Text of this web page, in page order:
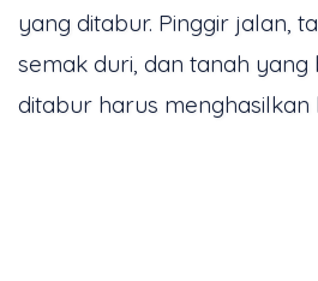
yang ditabur. Pinggir jalan,
semak duri, dan tanah yang
ditabur harus